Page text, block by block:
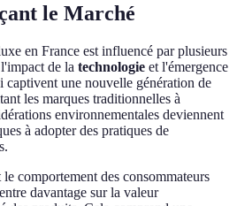
le Marché
en France est influencé par plusieurs
de la technologie et l'émergence
captivent une nouvelle génération de
les marques traditionnelles à
environnementales deviennent
à adopter des pratiques de
comportement des consommateurs
davantage sur la valeur